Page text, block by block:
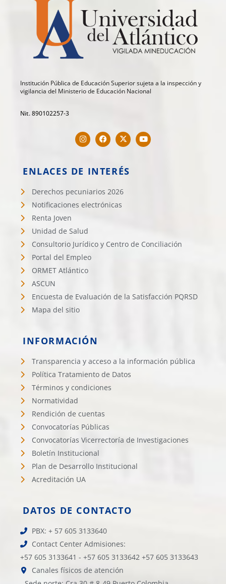
Institución Pública de Educación Superior sujeta a la inspección y
vigilancia del Ministerio de Educación Nacional
Nit. 890102257-3
ENLACES DE INTERÉS
Derechos pecuniarios 2026
Notificaciones electrónicas
Renta Joven
Unidad de Salud
Consultorio Jurídico y Centro de Conciliación
Portal del Empleo
ORMET Atlántico
ASCUN
Encuesta de Evaluación de la Satisfacción PQRSD
Mapa del sitio
INFORMACIÓN
Transparencia y acceso a la información pública
Política Tratamiento de Datos
Términos y condiciones
Normatividad
Rendición de cuentas
Convocatorías Públicas
Convocatorías Vicerrectoría de Investigaciones
Boletín Institucional
Plan de Desarrollo Institucional
Acreditación UA
DATOS DE CONTACTO
PBX: + 57 605 3133640
Contact Center Admisiones:
+57 605 3133641 - +57 605 3133642 +57 605 3133643
Canales físicos de atención